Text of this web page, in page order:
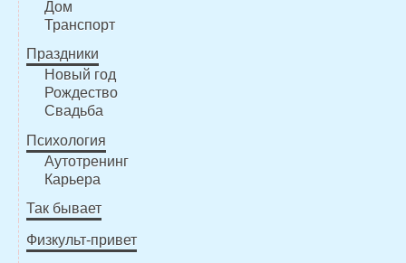
Дом
Транспорт
Праздники
Новый год
Рождество
Свадьба
Психология
Аутотренинг
Карьера
Так бывает
Физкульт-привет